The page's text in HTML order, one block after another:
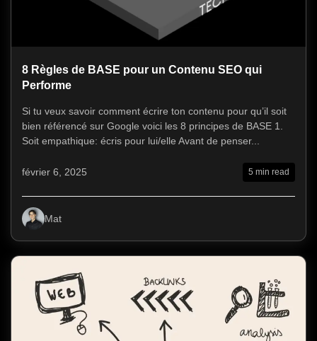
8 Règles de BASE pour un Contenu SEO qui
Performe
Si tu veux savoir comment écrire ton contenu pour qu’il soit
bien référencé sur Google voici les 8 principes de BASE 1.
Soit empathique: écris pour lui/elle Avant de penser...
février 6, 2025 5 min read
Mat